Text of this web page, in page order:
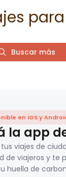
Buscar más
en iOS y
la app
viajes de
de viajeros y te
huella de